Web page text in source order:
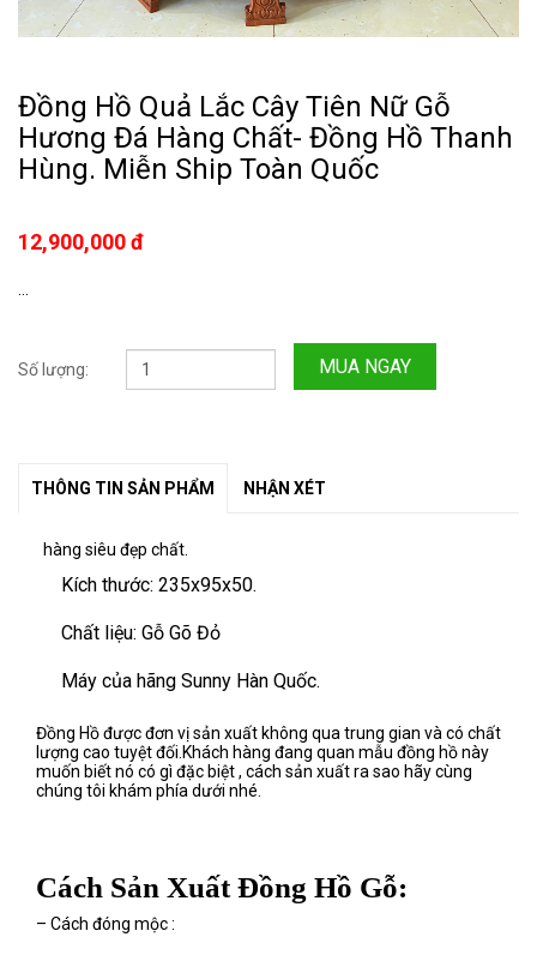
Đồng Hồ Quả Lắc Cây Tiên Nữ Gỗ
Hương Đá Hàng Chất- Đồng Hồ Thanh
Hùng. Miễn Ship Toàn Quốc
12,900,000 đ
...
Số lượng: MUA NGAY
THÔNG TIN SẢN PHẨM NHẬN XÉT
hàng siêu đẹp chất.
Kích thước: 235x95x50.
Chất liệu: Gỗ Gõ Đỏ
Máy của hãng Sunny Hàn Quốc.
Đồng Hồ được đơn vị sản xuất không qua trung gian và có chất
lượng cao tuyệt đối.Khách hàng đang quan mẫu đồng hồ này
muốn biết nó có gì đặc biệt , cách sản xuất ra sao hãy cùng
chúng tôi khám phía dưới nhé.
Cách Sản Xuất Đồng Hồ Gỗ:
– Cách đóng mộc :